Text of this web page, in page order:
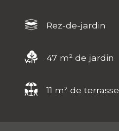
Rez-de-jardin
47 m² de jardin
11 m² de terrasse